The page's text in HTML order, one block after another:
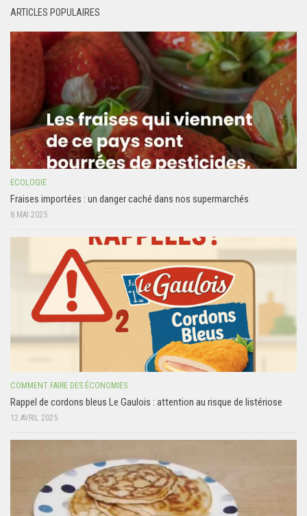
ARTICLES POPULAIRES
ECOLOGIE
Fraises importées : un danger caché dans nos supermarchés
8 MAI 2025
COMMENT FAIRE DES ÉCONOMIES
Rappel de cordons bleus Le Gaulois : attention au risque de listériose
12 AVRIL 2025